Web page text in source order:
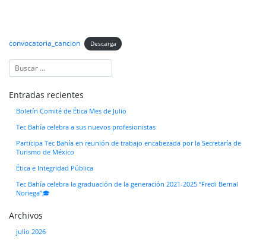
convocatoria_cancion Descarga
Entradas recientes
Boletín Comité de Ética Mes de Julio
Tec Bahía celebra a sus nuevos profesionistas
Participa Tec Bahía en reunión de trabajo encabezada por la Secretaría de
Turismo de México
Ética e Integridad Pública
Tec Bahía celebra la graduación de la generación 2021-2025 “Fredi Bernal
Noriega”🎓
Archivos
julio 2026